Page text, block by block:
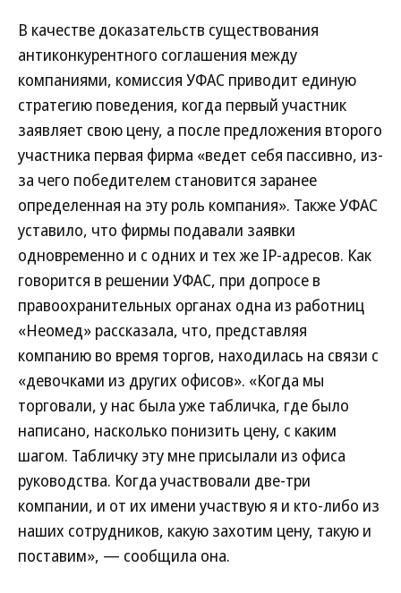
В качестве доказательств существования
антиконкурентного соглашения между
компаниями, комиссия УФАС приводит единую
стратегию поведения, когда первый участник
заявляет свою цену, а после предложения второго
участника первая фирма «ведет себя пассивно, из-
за чего победителем становится заранее
определенная на эту роль компания». Также УФАС
уставило, что фирмы подавали заявки
одновременно и с одних и тех же IP-адресов. Как
говорится в решении УФАС, при допросе в
правоохранительных органах одна из работниц
«Неомед» рассказала, что, представляя
компанию во время торгов, находилась на связи с
«девочками из других офисов». «Когда мы
торговали, у нас была уже табличка, где было
написано, насколько понизить цену, с каким
шагом. Табличку эту мне присылали из офиса
руководства. Когда участвовали две-три
компании, и от их имени участвую я и кто-либо из
наших сотрудников, какую захотим цену, такую и
поставим», — сообщила она.